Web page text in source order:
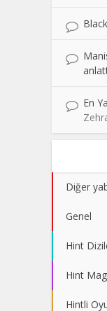
En
Diğer
Genel
Hint
Hint
Hintli